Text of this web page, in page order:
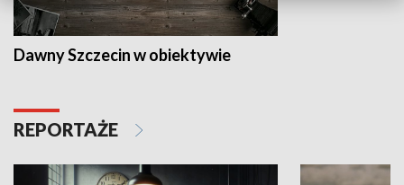
Dawny Szczecin w obiektywie
REPORTAŻE